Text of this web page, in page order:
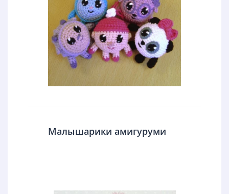
Малышарики амигуруми